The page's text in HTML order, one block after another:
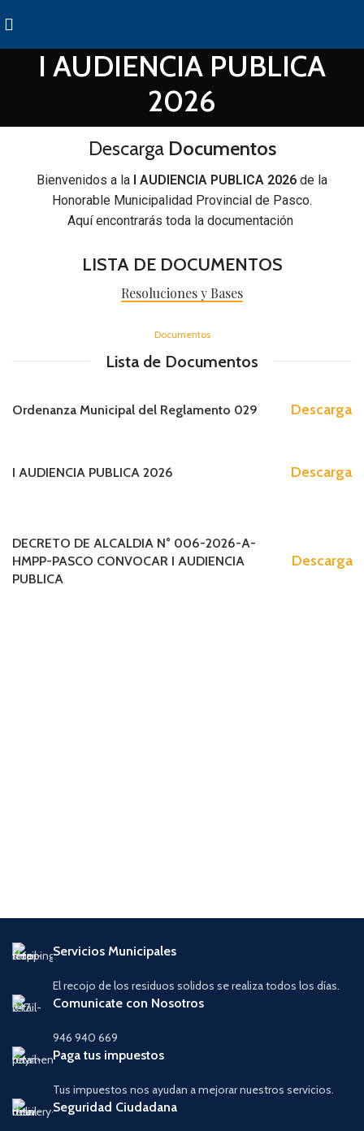
I AUDIENCIA PUBLICA
2026
Descarga Documentos
Bienvenidos a la I AUDIENCIA PUBLICA 2026 de la
Honorable Municipalidad Provincial de Pasco.
Aquí encontrarás toda la documentación
LISTA DE DOCUMENTOS
Resoluciones y Bases
Documentos
Lista de Documentos
Ordenanza Municipal del Reglamento 029 Descarga
I AUDIENCIA PUBLICA 2026 Descarga
DECRETO DE ALCALDIA N° 006-2026-A-
HMPP-PASCO CONVOCAR I AUDIENCIA
PUBLICA
Descarga
Servicios Municipales
El recojo de los residuos solidos se realiza todos los días.
Comunicate con Nosotros
946 940 669
Paga tus impuestos
Tus impuestos nos ayudan a mejorar nuestros servicios.
Seguridad Ciudadana